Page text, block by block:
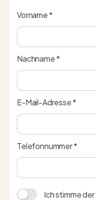
Vorname *
Nachname *
E-Mail-Adresse *
Telefonnummer *
Ich stimme der